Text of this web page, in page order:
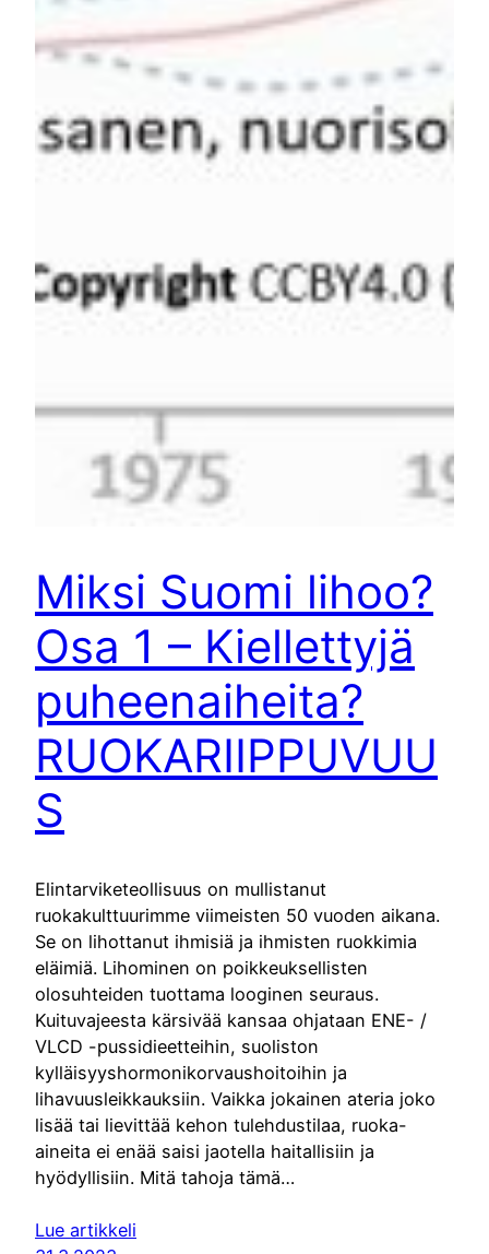
Miksi Suomi lihoo?
Osa 1 – Kiellettyjä
puheenaiheita?
RUOKARIIPPUVUU
S
Elintarviketeollisuus on mullistanut
ruokakulttuurimme viimeisten 50 vuoden aikana.
Se on lihottanut ihmisiä ja ihmisten ruokkimia
eläimiä. Lihominen on poikkeuksellisten
olosuhteiden tuottama looginen seuraus.
Kuituvajeesta kärsivää kansaa ohjataan ENE- /
VLCD -pussidieetteihin, suoliston
kylläisyyshormonikorvaushoitoihin ja
lihavuusleikkauksiin. Vaikka jokainen ateria joko
lisää tai lievittää kehon tulehdustilaa, ruoka-
aineita ei enää saisi jaotella haitallisiin ja
hyödyllisiin. Mitä tahoja tämä…
Lue artikkeli